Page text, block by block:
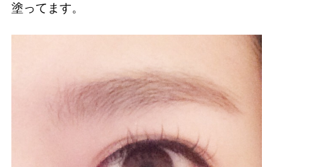
塗ってます。